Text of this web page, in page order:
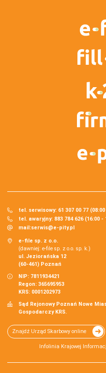
tel. serwisowy: 61 307 00 77
tel. awaryjny: 883 784 626 (16:00 -
mail:serwis@e-pity.pl
e-file sp. z o.o.
(dawniej: e-file sp. z o.o. sp. k.)
ul. Jeziorańska 12
(60-461) Poznań
NIP: 7811934421
Regon: 365695953
KRS: 0001202973
Sąd Rejonowy Poznań Nowe
Gospodarczy KRS.
Znajdź Urząd Skarbowy online
Infolinia Krajowej